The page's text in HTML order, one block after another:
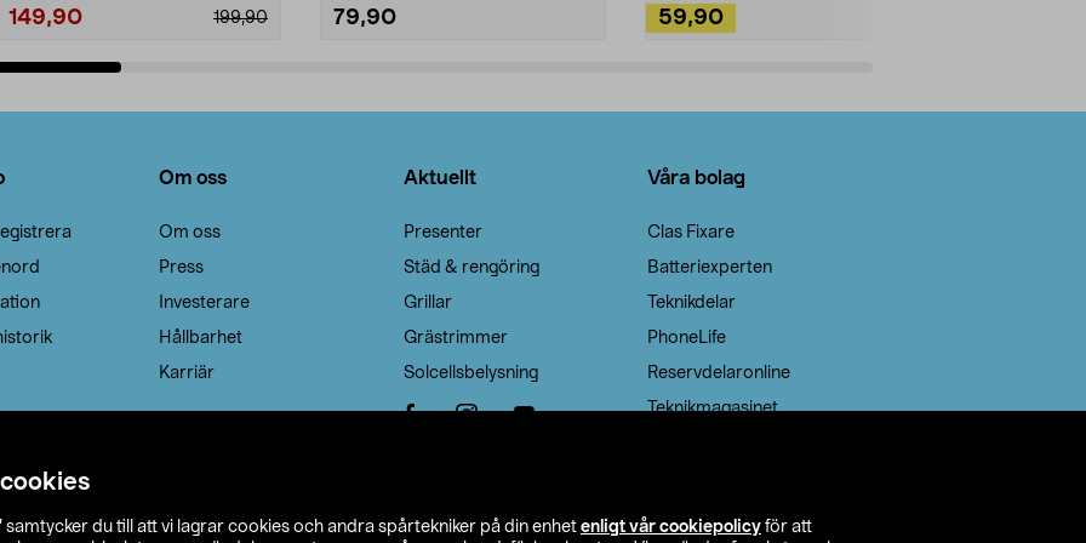
samtycker du till att vi lagrar cookies och andra spårtekniker på din enhet enligt vår cookiepolicy för att
199,90
149,90 79,90 59,90
Om oss
Om oss
Press
Investerare
Hållbarhet
Karriär
Aktuellt
Presenter
Städ & rengöring
Grillar
Grästrimmer
Solcellsbelysning
Våra bolag
Clas Fixare
Batteriexperten
Teknikdelar
PhoneLife
Reservdelaronline
Teknikmagasinet